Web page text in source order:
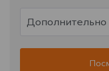
Дополнительно